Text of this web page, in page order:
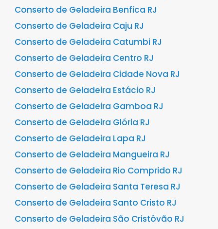
Conserto de Geladeira Benfica RJ
Conserto de Geladeira Caju RJ
Conserto de Geladeira Catumbi RJ
Conserto de Geladeira Centro RJ
Conserto de Geladeira Cidade Nova RJ
Conserto de Geladeira Estácio RJ
Conserto de Geladeira Gamboa RJ
Conserto de Geladeira Glória RJ
Conserto de Geladeira Lapa RJ
Conserto de Geladeira Mangueira RJ
Conserto de Geladeira Rio Comprido RJ
Conserto de Geladeira Santa Teresa RJ
Conserto de Geladeira Santo Cristo RJ
Conserto de Geladeira São Cristóvão RJ